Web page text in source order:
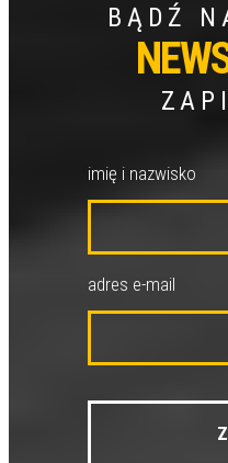
BĄDŹ
imię i nazwisko
adres e-mail